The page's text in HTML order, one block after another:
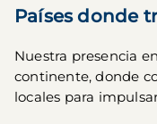
Países donde
Nuestra presencia
continente, donde
locales para